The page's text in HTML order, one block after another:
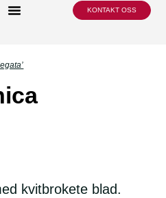
KONTAKT OSS
kvitbrokete blad.